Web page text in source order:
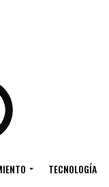
TECNOLOGÍA